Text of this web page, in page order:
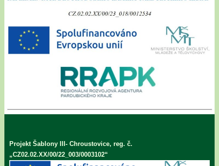
Projekt Šablony III- Chroustovice, reg. č.
„CZ02.02.XX/00/22_003/0003102“